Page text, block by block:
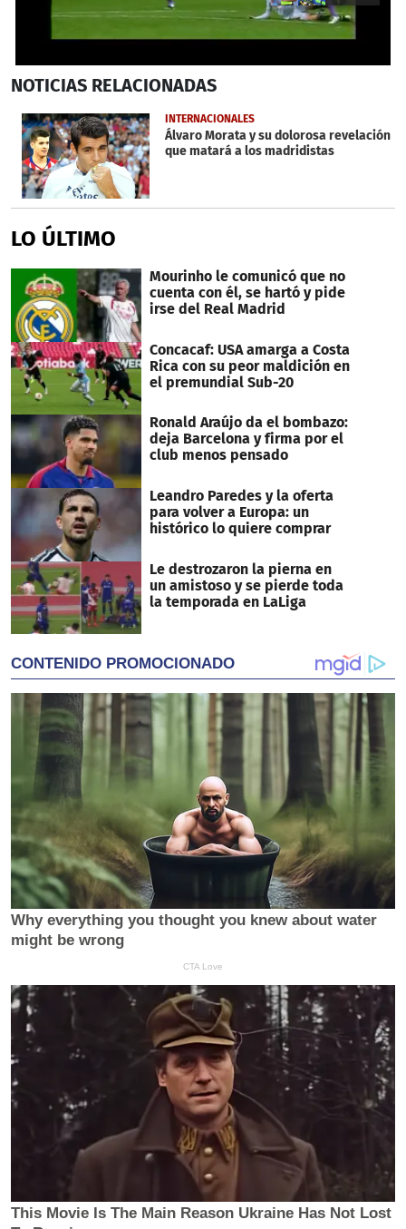
seconds
18
seconds
NOTICIAS RELACIONADAS
INTERNACIONALES
Álvaro Morata y su dolorosa revelación
que matará a los madridistas
LO ÚLTIMO
Mourinho le comunicó que no
cuenta con él, se hartó y pide
irse del Real Madrid
Concacaf: USA amarga a Costa
Rica con su peor maldición en
el premundial Sub-20
Ronald Araújo da el bombazo:
deja Barcelona y firma por el
club menos pensado
Leandro Paredes y la oferta
para volver a Europa: un
histórico lo quiere comprar
Le destrozaron la pierna en
un amistoso y se pierde toda
la temporada en LaLiga